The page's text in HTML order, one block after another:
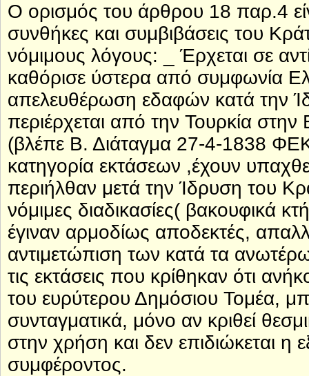
Ο ορισμός του άρθρου 18 παρ.4
συνθήκες και συμβιβάσεις του
νόμιμους λόγους: _ Έρχεται σε
καθόρισε ύστερα από συμφωνία
απελευθέρωση εδαφών κατά την
περιέρχεται από την Τουρκία στην
(βλέπε Β. Διάταγμα 27-4-1838
κατηγορία εκτάσεων ,έχουν
περιήλθαν μετά την Ίδρυση του
νόμιμες διαδικασίες( βακουφικά
έγιναν αρμοδίως αποδεκτές,
αντιμετώπιση των κατά τα
τις εκτάσεις που κρίθηκαν ότι
του ευρύτερου Δημόσιου Τομέα,
συνταγματικά, μόνο αν κριθεί
στην χρήση και δεν επιδιώκεται
συμφέροντος.